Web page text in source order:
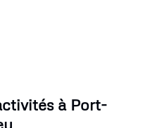
à Port-